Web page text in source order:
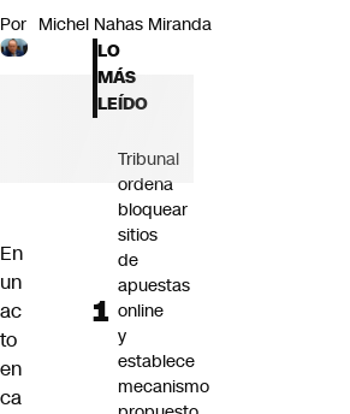
Por Michel Nahas Miranda
En
un
ac
to
en
ca
LO
MÁS
LEÍDO
Tribunal
ordena
bloquear
sitios
de
apuestas
online
y
establece
mecanismo